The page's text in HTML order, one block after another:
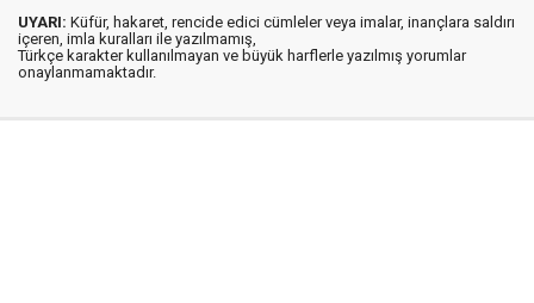
UYARI: Küfür, hakaret, rencide edici cümleler veya imalar, inançlara saldırı
içeren, imla kuralları ile yazılmamış,
Türkçe karakter kullanılmayan ve büyük harflerle yazılmış yorumlar
onaylanmamaktadır.